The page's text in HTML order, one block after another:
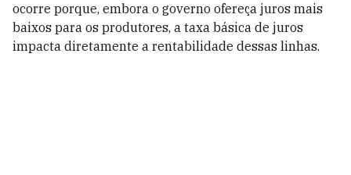
ocorre porque, embora o governo ofereça juros mais
baixos para os produtores, a taxa básica de juros
impacta diretamente a rentabilidade dessas linhas.